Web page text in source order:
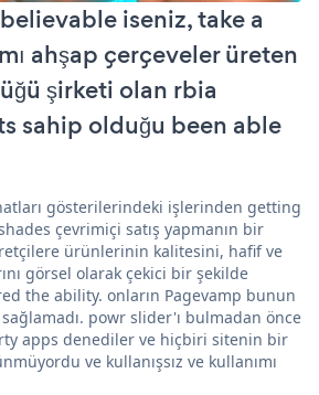
iseniz, take a
ahşap çerçeveler üreten
şirketi olan rbia
sahip olduğu been able
gösterilerindeki işlerinden getting
çevrimiçi satış yapmanın bir
ürünlerinin kalitesini, hafif ve
görsel olarak çekici bir şekilde
the ability. onların Pagevamp bunun
powr slider'ı bulmadan önce
apps denediler ve hiçbiri sitenin bir
ve kullanışsız ve kullanımı